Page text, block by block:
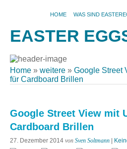
HOME WAS SIND
EASTER
Home » weitere » Google Street
für Cardboard Brillen
Google Street View mit
Cardboard Brillen
27. Dezember 2014 von Sven Soltmann